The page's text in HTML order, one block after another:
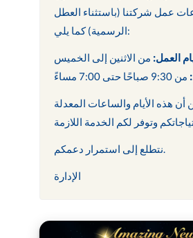
عمل شركتنا (باستثناء العطل
الرسمية) كما يلي:
العمل: من الاثنين إلى الخميس
من 9:30 صباحًا حتى 7:00 مساءً
هذه الأيام والساعات المعدلة
نتطلع إلى استمرار دعمكم.
الإدارة